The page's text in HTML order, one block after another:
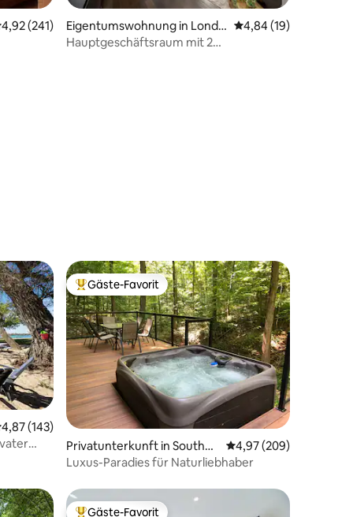
Bewertung: 4,92 von 5, 241 Bewertungen
4,92 (241)
Eigentumswohnung in Londo
n
Durchschnittliche
4,84 (19)
Hauptgeschäftsraum mit 2
Bewertungen Bewertung: 4,87 von 5, 143 Bewertungen
4,87 (143)
Beliebter Gäste-Favorit.
Gäste-Favorit
Privatunterkunft in Southw
old
Durchschnittliche
4,97 (209)
Luxus-Paradies für Naturliebhaber
Gäste-Favorit